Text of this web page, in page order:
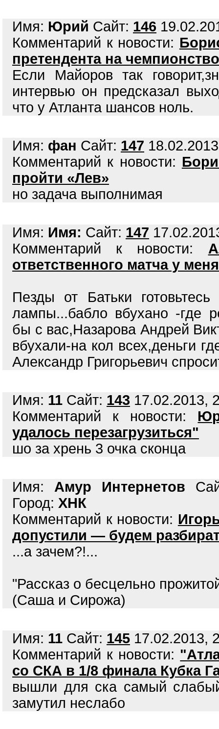
Имя: Юрий Сайт: 146
Комментарий к новости:
претендента на
Если Майоров так
интервью он предсказал
что у Атланта шансов ноль.
Имя: фан Сайт: 147
Комментарий к новости:
пройти «Лев»
но задача выполнимая
Имя: Имя: Сайт: 147
Комментарий к новости:
ответственного матча у
Пeзды от Батьки
лампы...бабло вбухано -где
бы с вас,Назарова Андрей
вбухали-на кол всех,деньги
Александр Григорьевич
Имя: 11 Сайт: 143 17.02.2013,
Комментарий к новости:
удалось перезагрузиться"
шо за хрень 3 очка сконца
Имя: Амур Интернетов
Город: ХНК
Комментарий к новости:
допустили — будем
...а зачем?!...
"Рассказ о бесцельно
(Саша и Сирожа)
Имя: 11 Сайт: 145 17.02.2013,
Комментарий к новости:
со СКА в 1/8 финала Кубка
вышли для ска самый
замутил неслабо